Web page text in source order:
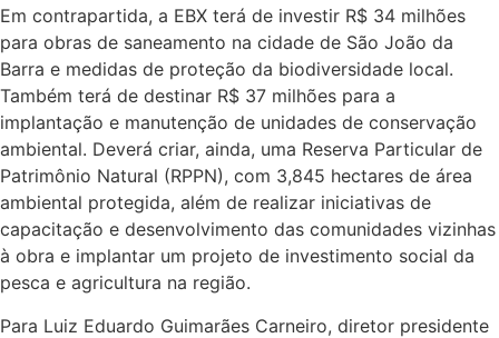
Em contrapartida, a EBX terá de investir R$ 34 milhões
para obras de saneamento na cidade de São João da
Barra e medidas de proteção da biodiversidade local.
Também terá de destinar R$ 37 milhões para a
implantação e manutenção de unidades de conservação
ambiental. Deverá criar, ainda, uma Reserva Particular de
Patrimônio Natural (RPPN), com 3,845 hectares de área
ambiental protegida, além de realizar iniciativas de
capacitação e desenvolvimento das comunidades vizinhas
à obra e implantar um projeto de investimento social da
pesca e agricultura na região.
Para Luiz Eduardo Guimarães Carneiro, diretor presidente